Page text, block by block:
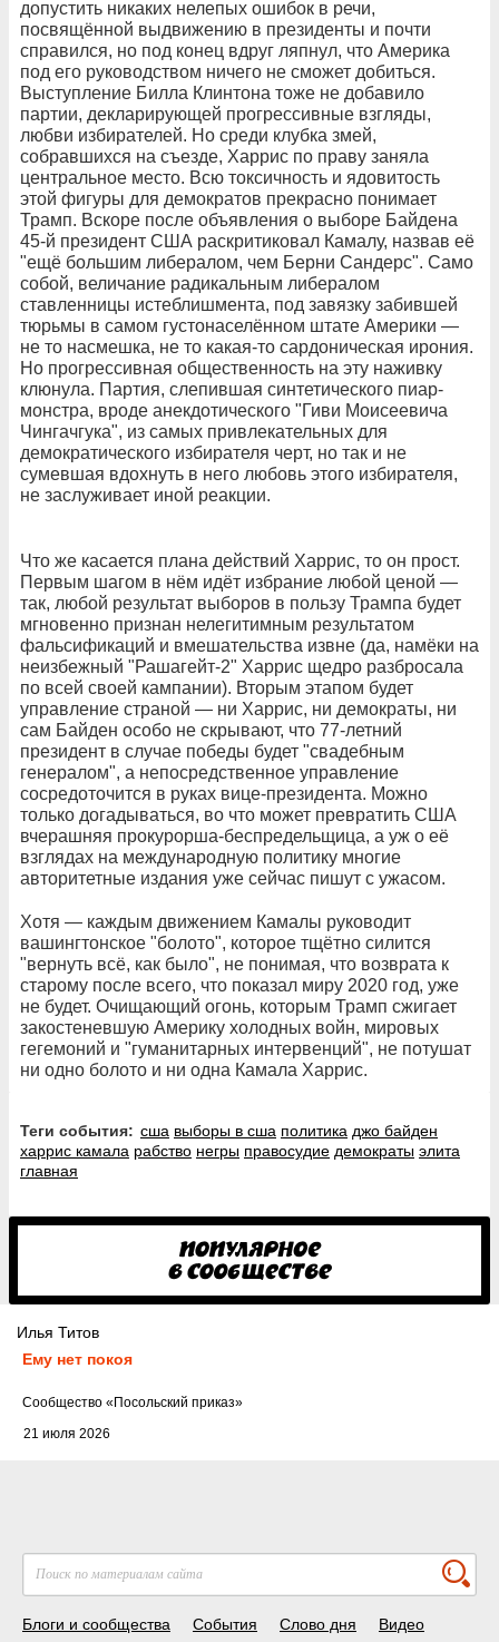
допустить никаких нелепых ошибок в речи,
посвящённой выдвижению в президенты и почти
справился, но под конец вдруг ляпнул, что Америка
под его руководством ничего не сможет добиться.
Выступление Билла Клинтона тоже не добавило
партии, декларирующей прогрессивные взгляды,
любви избирателей. Но среди клубка змей,
собравшихся на съезде, Харрис по праву заняла
центральное место. Всю токсичность и ядовитость
этой фигуры для демократов прекрасно понимает
Трамп. Вскоре после объявления о выборе Байдена
45-й президент США раскритиковал Камалу, назвав её
"ещё большим либералом, чем Берни Сандерс". Само
собой, величание радикальным либералом
ставленницы истеблишмента, под завязку забившей
тюрьмы в самом густонаселённом штате Америки —
не то насмешка, не то какая-то сардоническая ирония.
Но прогрессивная общественность на эту наживку
клюнула. Партия, слепившая синтетического пиар-
монстра, вроде анекдотического "Гиви Моисеевича
Чингачгука", из самых привлекательных для
демократического избирателя черт, но так и не
сумевшая вдохнуть в него любовь этого избирателя,
не заслуживает иной реакции.
Что же касается плана действий Харрис, то он прост.
Первым шагом в нём идёт избрание любой ценой —
так, любой результат выборов в пользу Трампа будет
мгновенно признан нелегитимным результатом
фальсификаций и вмешательства извне (да, намёки на
неизбежный "Рашагейт-2" Харрис щедро разбросала
по всей своей кампании). Вторым этапом будет
управление страной — ни Харрис, ни демократы, ни
сам Байден особо не скрывают, что 77-летний
президент в случае победы будет "свадебным
генералом", а непосредственное управление
сосредоточится в руках вице-президента. Можно
только догадываться, во что может превратить США
вчерашняя прокурорша-беспредельщица, а уж о её
взглядах на международную политику многие
авторитетные издания уже сейчас пишут с ужасом.
Хотя — каждым движением Камалы руководит
вашингтонское "болото", которое тщётно силится
"вернуть всё, как было", не понимая, что возврата к
старому после всего, что показал миру 2020 год, уже
не будет. Очищающий огонь, которым Трамп сжигает
закостеневшую Америку холодных войн, мировых
гегемоний и "гуманитарных интервенций", не потушат
ни одно болото и ни одна Камала Харрис.
Теги события: сша выборы в сша политика джо байден
харрис камала рабство негры правосудие демократы элита
главная
Илья Титов
Ему нет покоя
21 июля 2026
Cообщество «Посольский приказ»
Блоги и сообщества События Слово дня Видео